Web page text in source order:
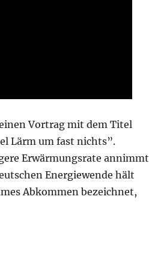
Vortrag mit dem Titel
Lärm um fast nichts”.
Erwärmungsrate annimmt
Energiewende hält
Abkommen bezeichnet,